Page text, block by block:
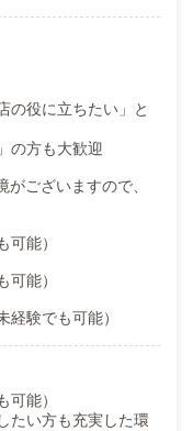
の役に立ちたい」と
の方も大歓迎
ございますので、
可能）
可能）
経験でも可能）
能）
たい方も充実した環